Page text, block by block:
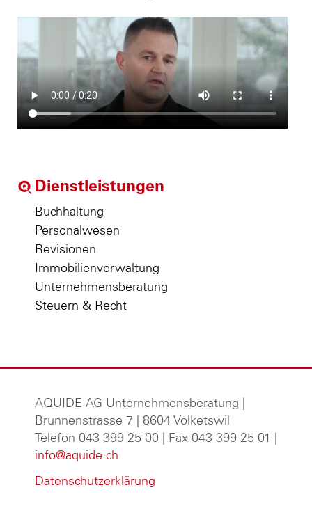
Dienstleistungen
Buchhaltung
Personalwesen
Revisionen
Immobilienverwaltung
Unternehmensberatung
Steuern & Recht
AQUIDE AG Unternehmensberatung
Brunnenstrasse 7 | 8604 Volketswil
Telefon 043 399 25 00 | Fax 043 399 25 01 |
info@aquide.ch
Datenschutzerklärung